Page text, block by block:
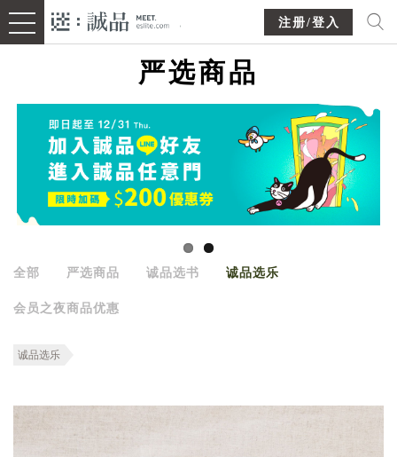
注册/登入
严选商品
全部 严选商品 诚品选书 诚品选乐
会员之夜商品优惠
诚品选乐